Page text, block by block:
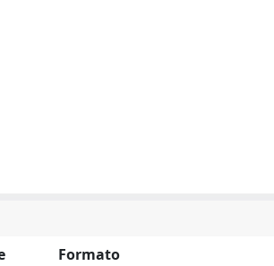
Formato